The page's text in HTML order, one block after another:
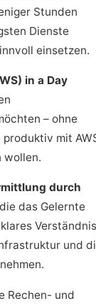
Stunden
Dienste
einsetzen.
in a Day
– ohne
mit
wollen.
durch
das Gelernte
Verständnis
und
Rechen- und